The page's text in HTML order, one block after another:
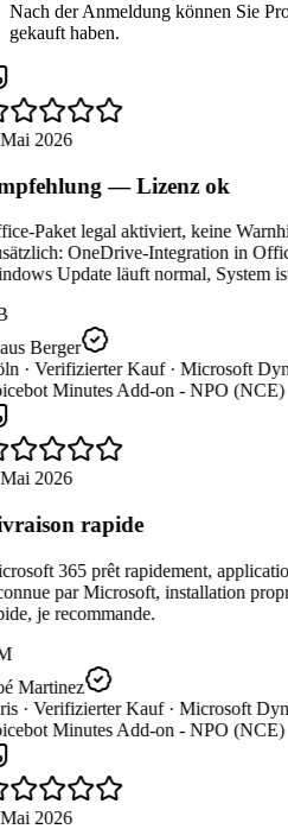
Nach der Anmeldung können Sie
gekauft haben.
2026
— Lizenz ok
Paket legal aktiviert, keine
OneDrive-Integration in
Update läuft normal, System
Berger
· Verifizierter Kauf · Microsoft
Minutes Add-on - NPO (NCE)
2026
rapide
365 prêt rapidement,
par Microsoft, installation
je recommande.
Martinez
· Verifizierter Kauf · Microsoft
Minutes Add-on - NPO (NCE)
2026